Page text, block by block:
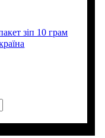
зіп 10 грам